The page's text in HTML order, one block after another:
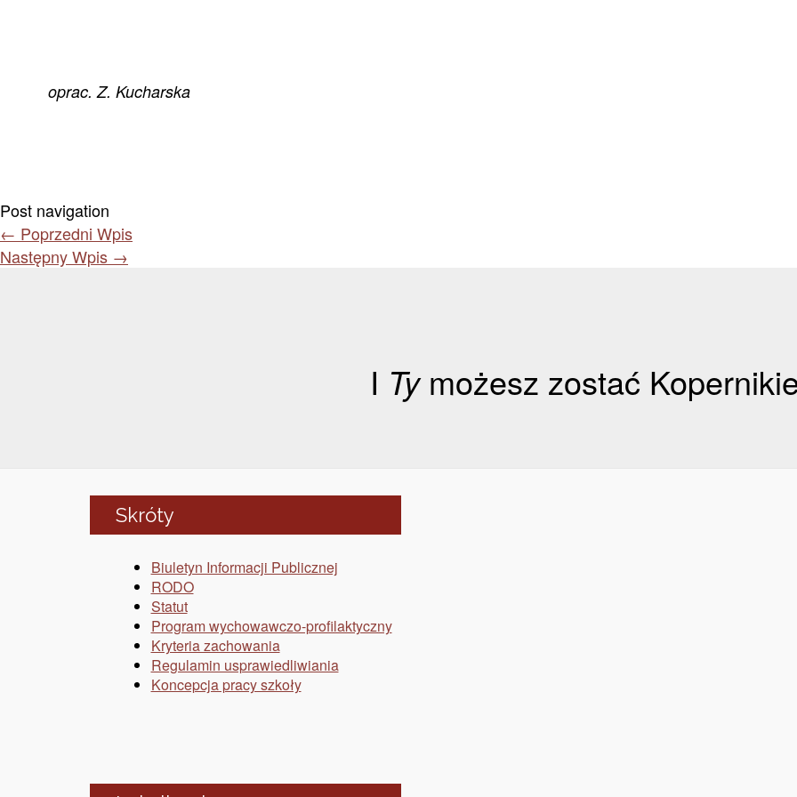
oprac. Z. Kucharska
Post navigation
← Poprzedni Wpis
Następny Wpis →
I Tymożesz zostać
Skróty
Biuletyn Informacji Publicznej
RODO
Statut
Program wychowawczo-profilaktyczny
Kryteria zachowania
Regulamin usprawiedliwiania
Koncepcja pracy szkoły